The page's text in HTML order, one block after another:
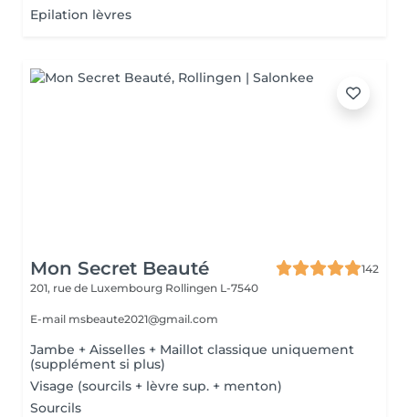
Epilation lèvres
Mon Secret Beauté
142
201, rue de Luxembourg Rollingen L-7540
E-mail msbeaute2021@gmail.com
Jambe + Aisselles + Maillot classique uniquement
(supplément si plus)
Visage (sourcils + lèvre sup. + menton)
Sourcils